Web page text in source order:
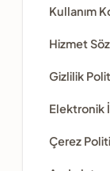
Kullanım
Hizmet
Gizlilik
Elektronik
Çerez